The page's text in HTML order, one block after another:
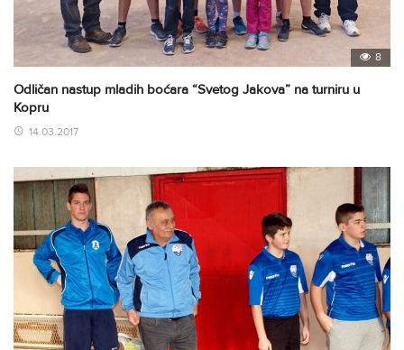
8
Odličan nastup mladih boćara “Svetog Jakova” na turniru u
Kopru
14.03.2017